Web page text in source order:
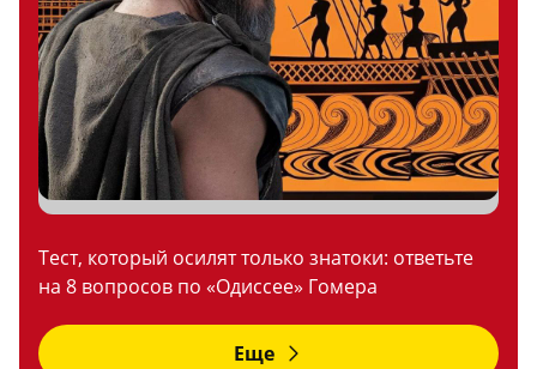
Тест, который осилят только знатоки: ответьте
на 8 вопросов по «Одиссее» Гомера
Еще